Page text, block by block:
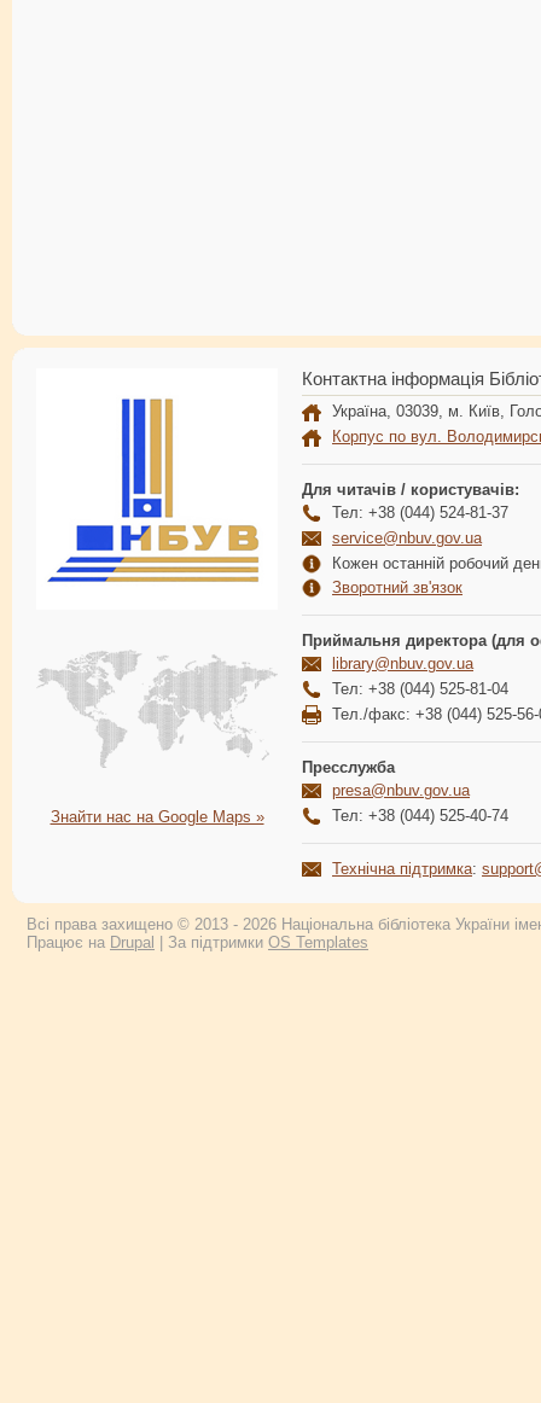
Знайти нас на Google Maps »
Контактна інформація
Україна, 03039, м. Київ,
Корпус по вул.
Для читачів / користувачів:
Тел: +38 (044) 524-81-37
service@nbuv.gov.ua
Кожен останній робочий
Зворотний зв'язок
Приймальня директора (для
library@nbuv.gov.ua
Тел: +38 (044) 525-81-04
Тел./факс: +38 (044) 525-56-
Пресслужба
presa@nbuv.gov.ua
Тел: +38 (044) 525-40-74
Технічна підтримка:
Всі права захищено © 2013 - 2026 Національна бібліотека України
Працює на Drupal | За підтримки OS Templates